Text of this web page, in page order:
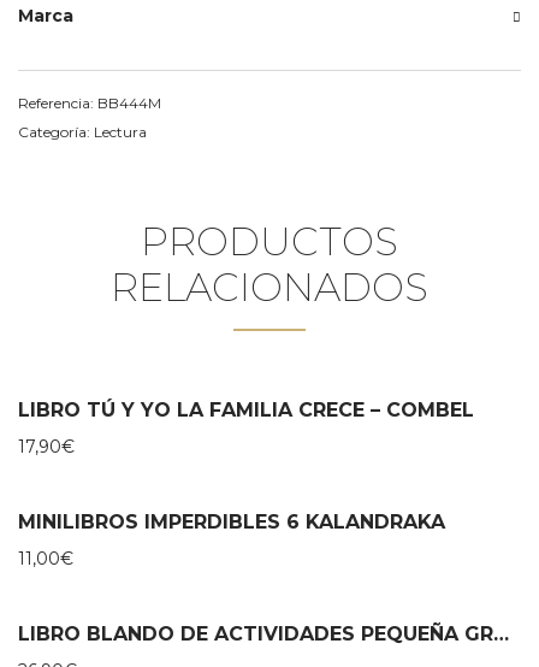
Marca
Referencia: BB444M
Categoría: Lectura
PRODUCTOS
RELACIONADOS
LIBRO TÚ Y YO LA FAMILIA CRECE – COMBEL
17,90€
MINILIBROS IMPERDIBLES 6 KALANDRAKA
11,00€
LIBRO BLANDO DE ACTIVIDADES PEQUEÑA GRANJA – LITTLE DUTCH